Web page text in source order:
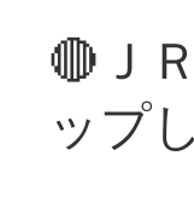
🔴Ｊ
ップ